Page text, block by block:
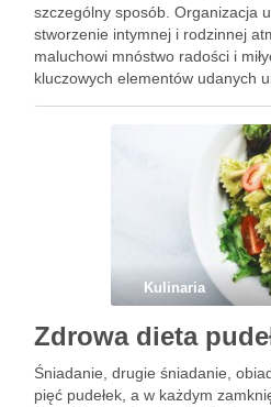
szczególny sposób. Organizacja
stworzenie intymnej i rodzinnej
maluchowi mnóstwo radości i
kluczowych elementów udanych
Kulinaria
Zdrowa dieta
Śniadanie, drugie śniadanie,
pięć pudełek, a w każdym